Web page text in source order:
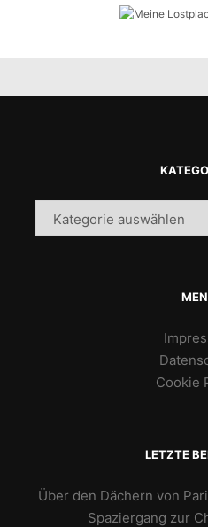
Kategorien
Cookie
LETZTE
Über den Dächern von
Spaziergang zur